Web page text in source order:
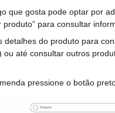
que gosta pode optar por
produto” para consultar
detalhes do produto para
até consultar outros
pressione o botão